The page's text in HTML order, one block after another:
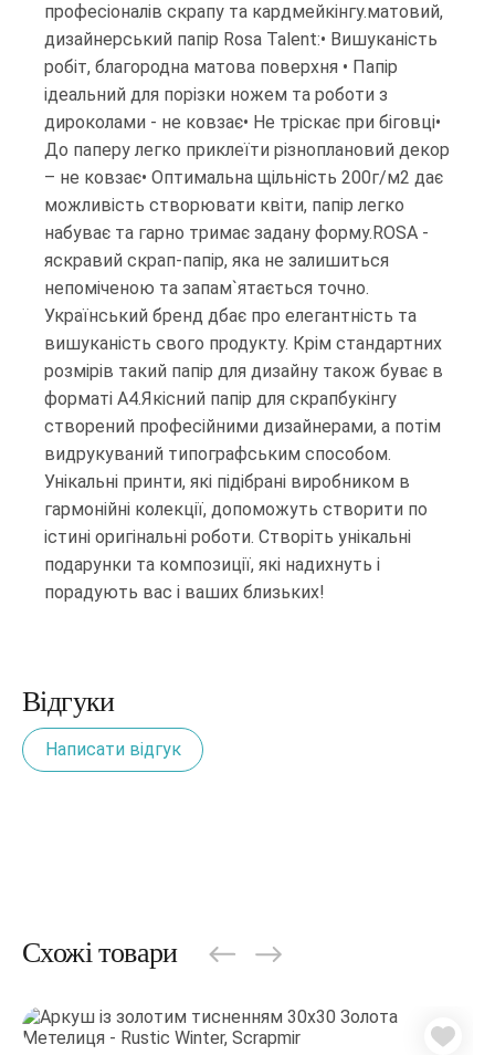
професіоналів скрапу та кардмейкінгу.матовий,
дизайнерський папір Rosa Talent:• Вишуканість
робіт, благородна матова поверхня • Папір
ідеальний для порізки ножем та роботи з
дироколами - не ковзає• Не тріскає при біговці•
До паперу легко приклеїти різноплановий декор
– не ковзає• Оптимальна щільність 200г/м2 дає
можливість створювати квіти, папір легко
набуває та гарно тримає задану форму.ROSA -
яскравий скрап-папір, яка не залишиться
непоміченою та запам`ятається точно.
Український бренд дбає про елегантність та
вишуканість свого продукту. Крім стандартних
розмірів такий папір для дизайну також буває в
форматі А4.Якісний папір для скрапбукінгу
створений професійними дизайнерами, а потім
видрукуваний типографським способом.
Унікальні принти, які підібрані виробником в
гармонійні колекції, допоможуть створити по
істині оригінальні роботи. Створіть унікальні
подарунки та композиції, які надихнуть і
порадують вас і ваших близьких!
Відгуки
Написати відгук
Схожі товари